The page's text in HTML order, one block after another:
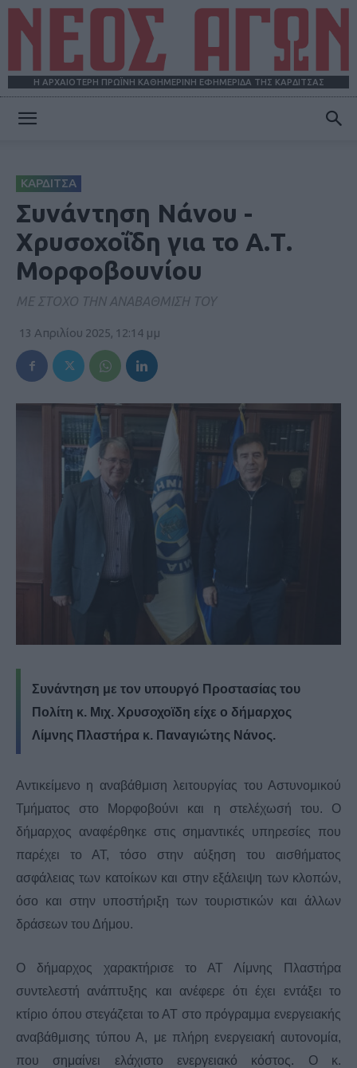
Η ΑΡΧΑΙΟΤΕΡΗ ΠΡΩΪΝΗ ΚΑΘΗΜΕΡΙΝΗ ΕΦΗΜΕΡΙΔΑ ΤΗΣ ΚΑΡΔΙΤΣΑΣ
ΚΑΡΔΙΤΣΑ
Συνάντηση Νάνου -
Χρυσοχοΐδη για το Α.Τ.
Μορφοβουνίου
ΜΕ ΣΤΟΧΟ ΤΗΝ ΑΝΑΒΑΘΜΙΣΗ ΤΟΥ
13 Απριλίου 2025, 12:14 μμ
Συνάντηση με τον υπουργό Προστασίας του
Πολίτη κ. Μιχ. Χρυσοχοϊδη είχε ο δήμαρχος
Λίμνης Πλαστήρα κ. Παναγιώτης Νάνος.
Αντικείμενο η αναβάθμιση λειτουργίας του Αστυνομικού
Τμήματος στο Μορφοβούνι και η στελέχωσή του. Ο
δήμαρχος αναφέρθηκε στις σημαντικές υπηρεσίες που
παρέχει το ΑΤ, τόσο στην αύξηση του αισθήματος
ασφάλειας των κατοίκων και στην εξάλειψη των κλοπών,
όσο και στην υποστήριξη των τουριστικών και άλλων
δράσεων του Δήμου.
Ο δήμαρχος χαρακτήρισε το ΑΤ Λίμνης Πλαστήρα
συντελεστή ανάπτυξης και ανέφερε ότι έχει εντάξει το
κτίριο όπου στεγάζεται το ΑΤ στο πρόγραμμα ενεργειακής
αναβάθμισης τύπου Α, με πλήρη ενεργειακή αυτονομία,
που σημαίνει ελάχιστο ενεργειακό κόστος. Ο κ.